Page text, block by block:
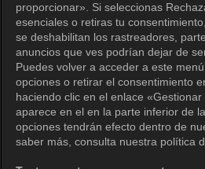
proporcionar». Si seleccionas
esenciales o retiras tu
se deshabilitan los rastreadores,
anuncios que ves podrían dejar de
Puedes volver a acceder a este
opciones o retirar el consentimiento
haciendo clic en el enlace
aparece en el en la parte inferior de
opciones tendrán efecto dentro de
saber más, consulta nuestra política